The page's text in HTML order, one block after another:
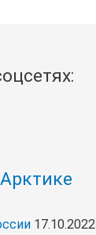
17.10.2022